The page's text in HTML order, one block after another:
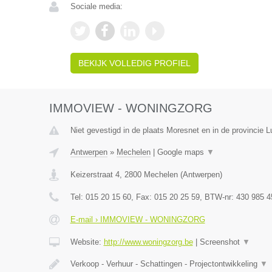
Sociale media:
BEKIJK VOLLEDIG PROFIEL
IMMOVIEW - WONINGZORG
Niet gevestigd in de plaats Moresnet en in de provincie
Antwerpen» Mechelen| Google maps ▼
Keizerstraat 4, 2800 Mechelen(Antwerpen)
Tel: 015 20 15 60, Fax: 015 20 25 59, BTW-nr: 430 985
E-mail › IMMOVIEW - WONINGZORG
Website: http://www.woningzorg.be| Screenshot ▼
Verkoop - Verhuur - Schattingen - Projectontwikkeling ▼